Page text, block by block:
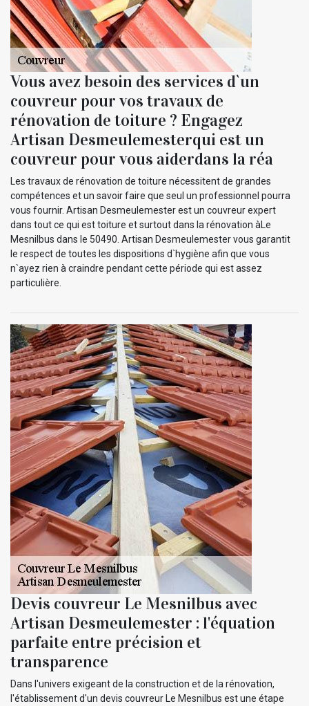
Vous avez besoin des services d`un
couvreur pour vos travaux de
rénovation de toiture ? Engagez
Artisan Desmeulemesterqui est un
couvreur pour vous aiderdans la réa
Les travaux de rénovation de toiture nécessitent de grandes
compétences et un savoir faire que seul un professionnel pourra
vous fournir. Artisan Desmeulemester est un couvreur expert
dans tout ce qui est toiture et surtout dans la rénovation àLe
Mesnilbus dans le 50490. Artisan Desmeulemester vous garantit
le respect de toutes les dispositions d`hygiène afin que vous
n`ayez rien à craindre pendant cette période qui est assez
particulière.
Devis couvreur Le Mesnilbus avec
Artisan Desmeulemester : l'équation
parfaite entre précision et
transparence
Dans l'univers exigeant de la construction et de la rénovation,
l'établissement d'un devis couvreur Le Mesnilbus est une étape